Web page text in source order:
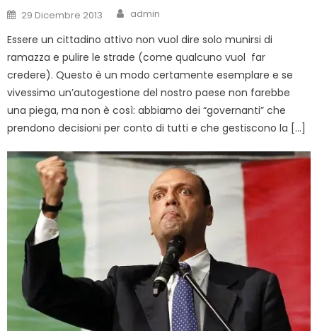
Posted
on
29 Dicembre 2013 Author
admin
Essere un cittadino attivo non vuol dire solo munirsi di
ramazza e pulire le strade (come qualcuno vuol far
credere). Questo è un modo certamente esemplare e se
vivessimo un’autogestione del nostro paese non farebbe
una piega, ma non è così: abbiamo dei “governanti” che
prendono decisioni per conto di tutti e che gestiscono la […]